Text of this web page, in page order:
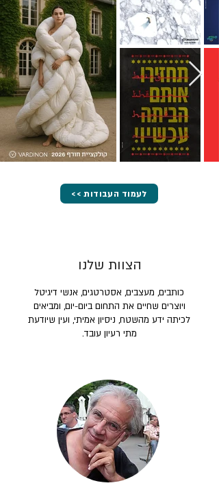
<< לעמוד העבודות
הצוות שלנו
כותבים, מעצבים, אסטרטגים, אנשי דיגיטל
ויוצרים שחיים את התחום ביום-יום, ומביאים
לכיתה ידע מהשטח, ניסיון אמיתי, ועין שיודעת
מתי רעיון עובד.